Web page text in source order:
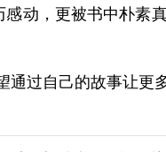
动，更被书中朴素
过自己的故事让